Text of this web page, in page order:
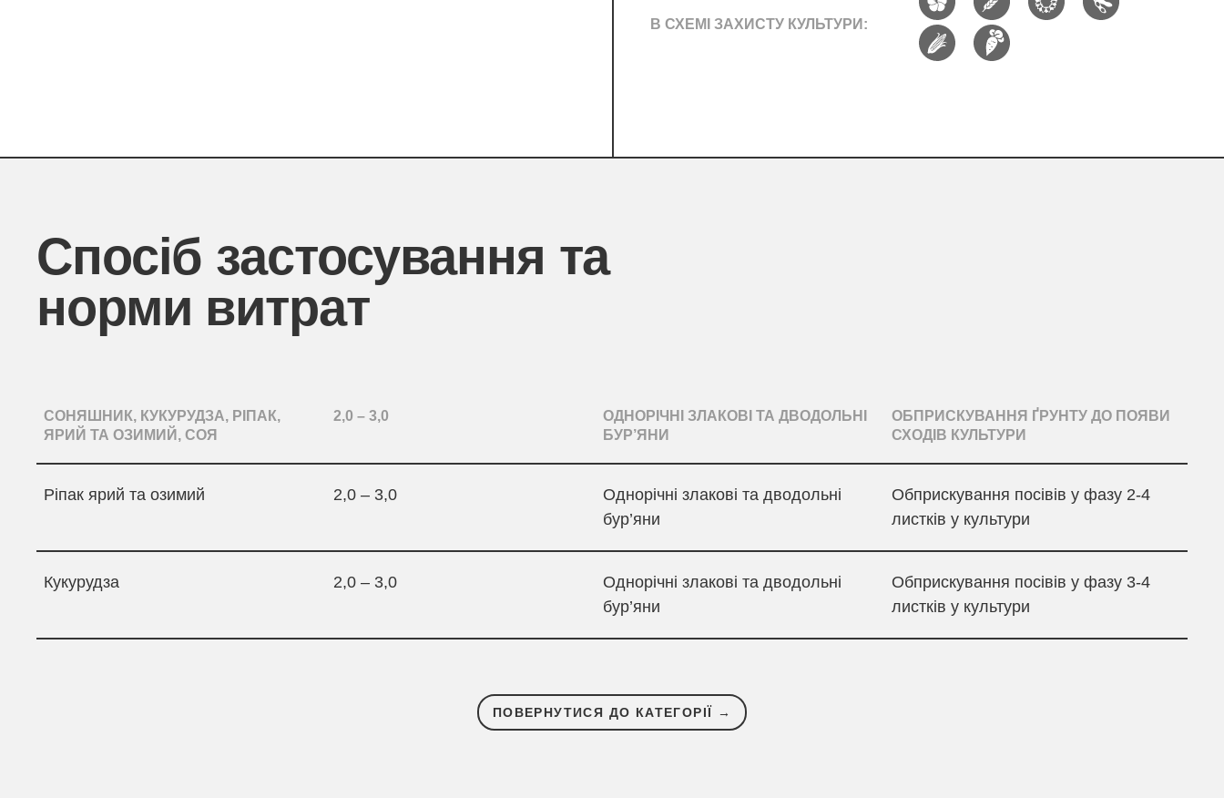
В СХЕМІ ЗАХИСТУ КУЛЬТУРИ:
Спосіб застосування та
норми витрат
СОНЯШНИК, КУКУРУДЗА, РІПАК,
ЯРИЙ ТА ОЗИМИЙ, СОЯ
2,0 – 3,0
ОДНОРІЧНІ ЗЛАКОВІ ТА ДВОДОЛЬНІ
БУР’ЯНИ
ОБПРИСКУВАННЯ ҐРУНТУ ДО ПОЯВИ
СХОДІВ КУЛЬТУРИ
Ріпак ярий та озимий 2,0 – 3,0
Однорічні злакові та дводольні
бур’яни
Обприскування посівів у фазу 2-4
листків у культури
Кукурудза 2,0 – 3,0
Однорічні злакові та дводольні
бур’яни
Обприскування посівів у фазу 3-4
листків у культури
ПОВЕРНУТИСЯ ДО КАТЕГОРІЇ →